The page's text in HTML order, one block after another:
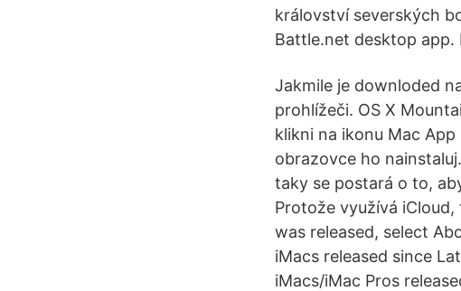
království severských
Battle.net desktop
Jakmile je downloded
prohlížeči. OS X
klikni na ikonu Mac
obrazovce ho
taky se postará o to,
Protože využívá
was released, select
iMacs released since
iMacs/iMac Pros